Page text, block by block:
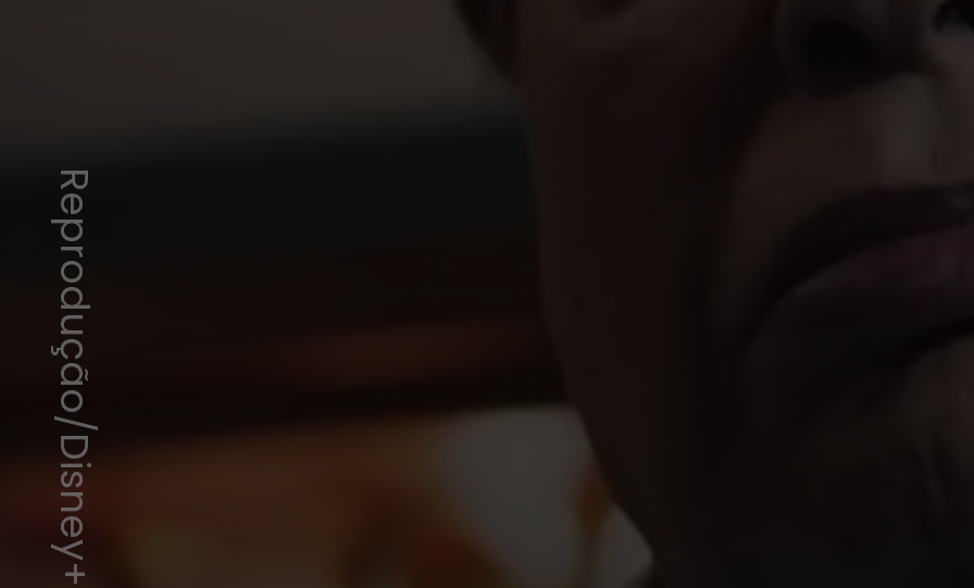
Reprodução/Disney+